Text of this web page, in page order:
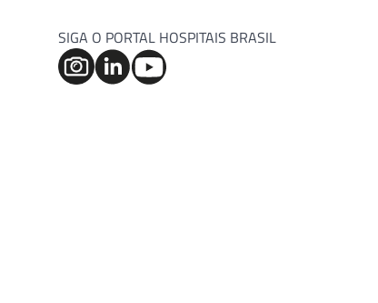
SIGA O PORTAL HOSPITAIS BRASIL